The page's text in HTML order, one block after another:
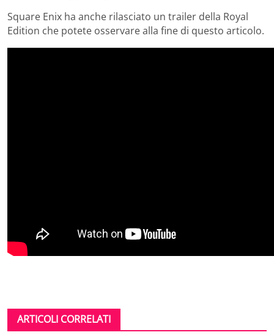
Square Enix ha anche rilasciato un trailer della Royal
Edition che potete osservare alla fine di questo articolo.
ARTICOLI CORRELATI